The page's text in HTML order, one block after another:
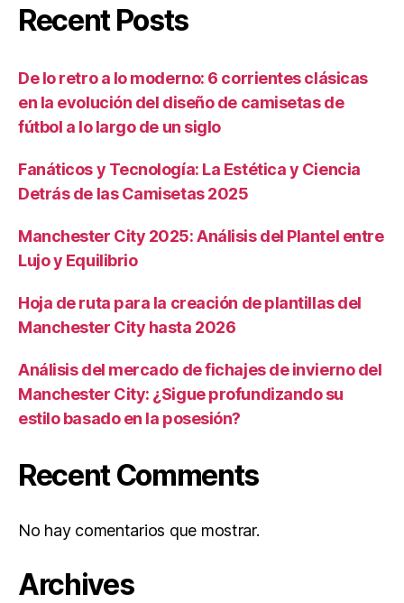
Recent Posts
De lo retro a lo moderno: 6 corrientes clásicas
en la evolución del diseño de camisetas de
fútbol a lo largo de un siglo
Fanáticos y Tecnología: La Estética y Ciencia
Detrás de las Camisetas 2025
Manchester City 2025: Análisis del Plantel entre
Lujo y Equilibrio
Hoja de ruta para la creación de plantillas del
Manchester City hasta 2026
Análisis del mercado de fichajes de invierno del
Manchester City: ¿Sigue profundizando su
estilo basado en la posesión?
Recent Comments
No hay comentarios que mostrar.
Archives